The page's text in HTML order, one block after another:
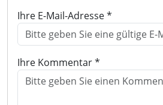
Ihre E-Mail-Adresse *
Ihre Kommentar *